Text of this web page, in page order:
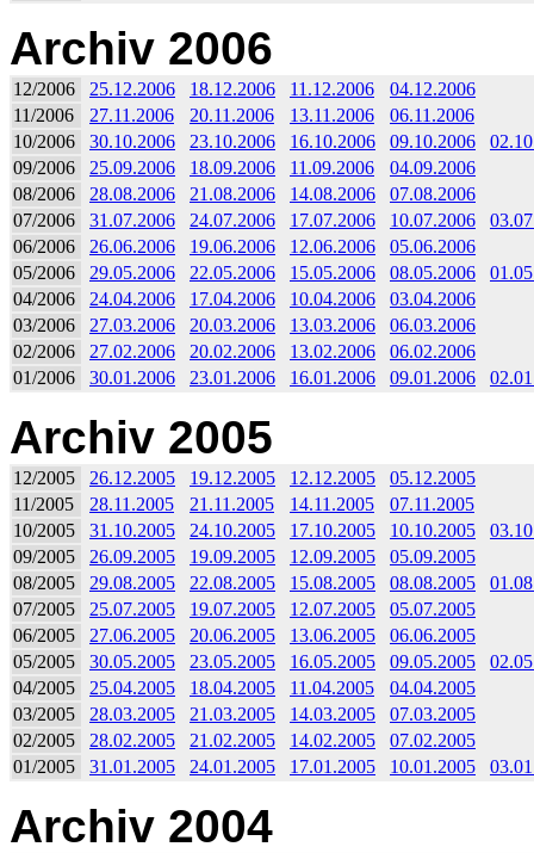
Archiv 2006
12/2006 25.12.2006 18.12.2006 11.12.2006
04.12.2006
11/2006
27.11.2006 20.11.2006 13.11.2006
06.11.2006
10/2006
30.10.2006 23.10.2006 16.10.2006 09.10.2006
09/2006
25.09.2006 18.09.2006 11.09.2006
04.09.2006
08/2006
28.08.2006 21.08.2006 14.08.2006
07.08.2006
07/2006
31.07.2006 24.07.2006 17.07.2006 10.07.2006
06/2006
26.06.2006 19.06.2006 12.06.2006
05.06.2006
05/2006
29.05.2006 22.05.2006 15.05.2006 08.05.2006
04/2006
24.04.2006 17.04.2006 10.04.2006
03.04.2006
03/2006
27.03.2006 20.03.2006 13.03.2006
06.03.2006
02/2006
27.02.2006 20.02.2006 13.02.2006
06.02.2006
01/2006
30.01.2006 23.01.2006 16.01.2006 09.01.2006
Archiv 2005
12/2005 26.12.2005 19.12.2005 12.12.2005
05.12.2005
11/2005
28.11.2005 21.11.2005 14.11.2005
07.11.2005
10/2005
31.10.2005 24.10.2005 17.10.2005 10.10.2005
09/2005
26.09.2005 19.09.2005 12.09.2005
05.09.2005
08/2005
29.08.2005 22.08.2005 15.08.2005 08.08.2005
07/2005
25.07.2005 19.07.2005 12.07.2005
05.07.2005
06/2005
27.06.2005 20.06.2005 13.06.2005
06.06.2005
05/2005
30.05.2005 23.05.2005 16.05.2005 09.05.2005
04/2005
25.04.2005 18.04.2005 11.04.2005
04.04.2005
03/2005
28.03.2005 21.03.2005 14.03.2005
07.03.2005
02/2005
28.02.2005 21.02.2005 14.02.2005
07.02.2005
01/2005
31.01.2005 24.01.2005 17.01.2005 10.01.2005
Archiv 2004